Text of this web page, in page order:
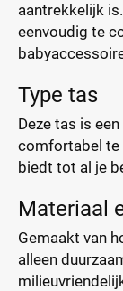
aantrekkelijk
eenvoudig te
Type tas
Deze tas is
comfortabel te
biedt tot al je
Materiaal
Gemaakt van
alleen